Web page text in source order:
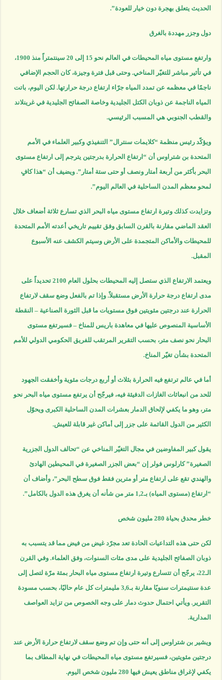
الحديث يتعلق بهجرة دون خيار للعودة”.
دول وجزر مهددة بالغرق
وارتفع مستوى مياه المحيطات في العالم نحو 15 إلى 20 سينتمتراً منذ 1900،
في تأثير مباشر للتغيّر المناخي. وحتى قبل فترة وجيزة، كان الحجم الإضافي
ناجمًا في معظمه عن تمدد المياه جرّاء ارتفاع درجة حرارتها. لكن اليوم، باتت
المياه الناجمة عن ذوبان الكتل الجليدية وخاصة الصفائح الجليدية في غرينلاند
والقطب الجنوبي هي المسبب الرئيسي.
ويؤكّد رئيس منظمة “كلايمات سنترال” التنفيذي وكبير العلماء في الأمم
المتحدة بن شتراوس أن “ارتفاع الحرارة بدرجتين يترجم إلى ارتفاع مستوى
البحر بأكثر من أربعة أمتار ونصف أو حتى ستة أمتار”. ويضيف أن “هذا كافٍ
لمحو معظم المدن الساحلية في العالم اليوم”.
وتزايدت كذلك وتيرة ارتفاع مستوى مياه البحر الذي تسارع ثلاثة أضعاف خلال
العقد الماضي مقارنة بالقرن السابق وفق تقييم تاريخي أعدته الأمم المتحدة
للمحيطات والأماكن المتجمدة على الأرض وسيتم الكشف عنه الأسبوع
المقبل.
ويعتمد الارتفاع الذي ستصل إليه المحيطات بحلول العام 2100 تحديداً على
مدى ارتفاع درجة حرارة الأرض مستقبلاً. وإذا تم بالفعل وضع سقف لارتفاع
الحرارة عند درجتين مئويتين فوق مستويات ما قبل الثورة الصناعية – النقطة
الأساسية المنصوص عليها في معاهدة باريس للمناخ – فسيرتفع مستوى
البحار نحو نصف متر، بحسب التقرير المرتقب للفريق الحكومي الدولي للأمم
المتحدة بشأن تغيّر المناخ.
أما في عالم ترتفع فيه الحرارة بثلاث أو أربع درجات مئوية وأخفقت الجهود
للحد من انبعاثات الغازات الدفيئة فيه، فيرجّح أن يرتفع مستوى مياه البحر نحو
متر، وهو ما يكفي لإلحاق الدمار بعشرات المدن الساحلية الكبرى ويحوّل
الكثير من الدول القائمة على جزر إلى أماكن غير قابلة للعيش.
يقول كبير المفاوضين في مجال التغيّر المناخي عن “تحالف الدول الجزرية
الصغيرة” كارلوس فولر إن “بعض الجزر الصغيرة في المحيطين الهادئ
والهندي تقع على ارتفاع متر أو مترين فقط فوق سطح البحر”، وأضاف أن
“ارتفاع (مستوى المياه) بـ1,2 متر من شأنه أن يغرق هذه الدول بالكامل”.
خطر محدق بحياة 280 مليون شخص
لكن حتى هذه التداعيات الحادة تعد مجرّد غيض من فيض مما قد يتسبب به
ذوبان الصفائح الجليدية على مدى مئات السنوات، وفق العلماء. وفي القرن
الـ22، يرجّح أن تتسارع وتيرة ارتفاع مستوى مياه البحار بمئة مرّة لتصل إلى
عدة سنتيمترات سنويًا مقارنة بـ3,6 مليمترات كل عام حاليًا، بحسب مسودة
التقرير. ويأتي احتمال حدوث دمار على وجه الخصوص من تزايد العواصف
المدارية.
ويشير بن شتراوس إلى أنه حتى وإن تم وضع سقف لارتفاع حرارة الأرض عند
درجتين مئويتين، فسيرتفع مستوى مياه المحيطات في نهاية المطاف بما
يكفي لإغراق مناطق يعيش فيها 280 مليون شخص اليوم.